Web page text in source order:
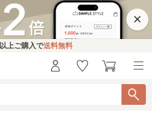
×
以上ご購入で送料無料